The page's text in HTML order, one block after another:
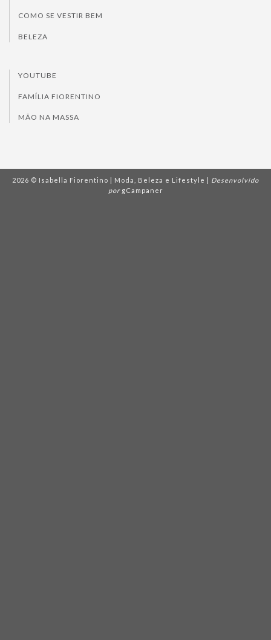
COMO SE VESTIR BEM
BELEZA
YOUTUBE
FAMÍLIA FIORENTINO
MÃO NA MASSA
2026 © Isabella Fiorentino | Moda, Beleza e Lifestyle | Desenvolvido
por gCampaner